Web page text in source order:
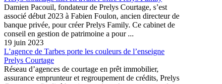
Damien Pacouil, fondateur de Prelys Courtage, s’est
associé début 2023 à Fabien Foulon, ancien directeur de
banque privée, pour créer Prelys Family. Ce cabinet de
conseil en gestion de patrimoine a pour ...
19 juin 2023
L’agence de Tarbes porte les couleurs de l’enseigne
Prelys Courtage
Réseau d’agences de courtage en prêt immobilier,
assurance emprunteur et regroupement de crédits, Prelys